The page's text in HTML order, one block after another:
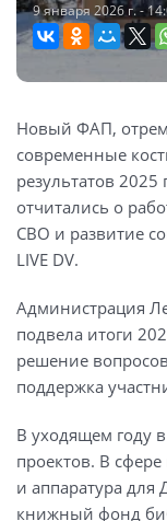
9 января 2026 г. -
Новый ФАП,
современные
результатов
отчитались о
СВО и развитие
LIVE DV.
Администрация
подвела итоги
решение
поддержка
В уходящем году
проектов. В
и аппаратура для
книжный фонд